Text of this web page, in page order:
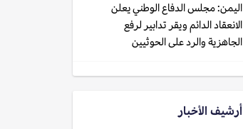
اليمن: مجلس الدفاع الوطني يعلن
الانعقاد الدائم ويقر تدابير لرفع
الجاهزية والرد على الحوثيين
أرشيف الأخبار